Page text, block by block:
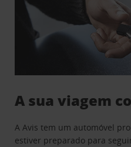
A sua viagem
A Avis tem um automóvel
estiver preparado para